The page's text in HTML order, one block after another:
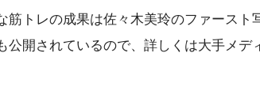
筋トレの成果は佐々木美玲のファース
公開されているので、詳しくは大手メデ